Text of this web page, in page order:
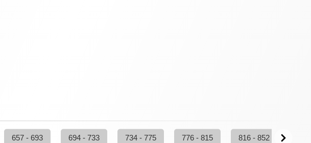
657 - 693 694 - 733 734 - 775 776 - 815 816 - 852